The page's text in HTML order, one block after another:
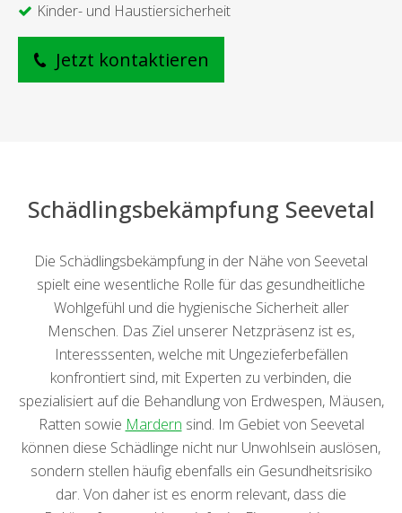
Kinder- und Haustiersicherheit
Jetzt kontaktieren
Schädlingsbekämpfung Seevetal
Die Schädlingsbekämpfung in der Nähe von Seevetal
spielt eine wesentliche Rolle für das gesundheitliche
Wohlgefühl und die hygienische Sicherheit aller
Menschen. Das Ziel unserer Netzpräsenz ist es,
Interesssenten, welche mit Ungezieferbefällen
konfrontiert sind, mit Experten zu verbinden, die
spezialisiert auf die Behandlung von Erdwespen, Mäusen,
Ratten sowie Mardern sind. Im Gebiet von Seevetal
können diese Schädlinge nicht nur Unwohlsein auslösen,
sondern stellen häufig ebenfalls ein Gesundheitsrisiko
dar. Von daher ist es enorm relevant, dass die